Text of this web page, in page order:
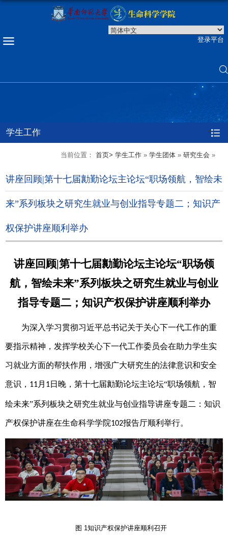
登录平台
学生工作 =
当前位置： 首页> 学生工作 » 学生团体 » 研究生会 »
讲座回顾|第十七届勷勤论坛主论坛“职场领航，智绘未
来”系列板块之研究生就业与创业指导专题二；知识产
权保护讲座顺利举办
讲座回顾|第十七届勷勤论坛主论坛“职场领
航，智绘未来”系列板块之研究生就业与创业
指导专题二；知识产权保护讲座顺利举办
为深入学习贯彻习近平总书记关于关心下一代工作的重
要指示精神，发挥学校关心下一代工作委员会在助力学生实
习就业方面的帮扶作用，增强广大研究生的法律意识和安全
意识， 11月 1日晚，第十七届勷勤论坛主论坛“职场领航，智
绘未来”系列板块之研究生就业与创业指导讲座专题二：知识
产权保护讲座在生命科学学院102报告厅顺利举行。
图 1知识产权保护讲座顺利召开